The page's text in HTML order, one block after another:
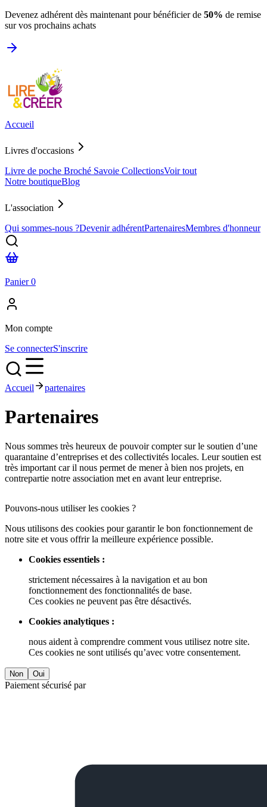
Devenez adhérent dès maintenant pour bénéficier de 50% de remise
sur vos prochains achats
Accueil
Livres d'occasions
Livre de poche Broché Savoie CollectionsVoir tout
Notre boutiqueBlog
L'association
Qui sommes-nous ?Devenir adhérentPartenairesMembres d'honneur
Panier0
Mon compte
Se connecterS'inscrire
Accueil partenaires
Partenaires
Nous sommes très heureux de pouvoir compter sur le soutien d’une
quarantaine d’entreprises et des collectivités locales. Leur soutien est
très important car il nous permet de mener à bien nos projets, en
contrepartie notre association met en avant leur entreprise.
Pouvons-nous utiliser les cookies ?
Nous utilisons des cookies pour garantir le bon fonctionnement de
notre site et vous offrir la meilleure expérience possible.
Cookies essentiels :
strictement nécessaires à la navigation et au bon
fonctionnement des fonctionnalités de base.
Ces cookies ne peuvent pas être désactivés.
Cookies analytiques :
nous aident à comprendre comment vous utilisez notre site.
Ces cookies ne sont utilisés qu’avec votre consentement.
Non Oui
Paiement sécurisé par